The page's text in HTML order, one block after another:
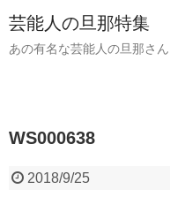
芸能人の旦那特集
あの有名な芸能人の旦那さん
WS000638
2018/9/25